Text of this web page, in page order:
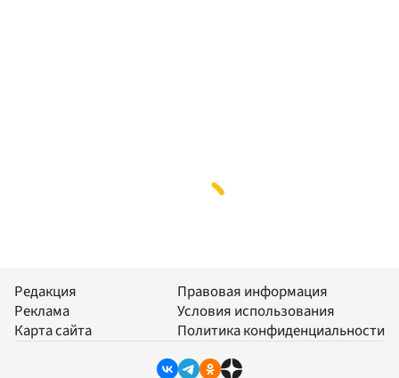
Редакция
Реклама
Карта сайта
Правовая информация
Условия использования
Политика конфиденциальности